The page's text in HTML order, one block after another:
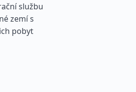
službu
zemí s
pobyt